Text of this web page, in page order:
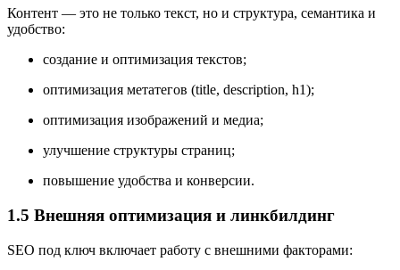
Контент — это не только текст, но и структура, семантика и
удобство:
создание и оптимизация текстов;
оптимизация метатегов (title, description, h1);
оптимизация изображений и медиа;
улучшение структуры страниц;
повышение удобства и конверсии.
1.5 Внешняя оптимизация и линкбилдинг
SEO под ключ включает работу с внешними факторами: